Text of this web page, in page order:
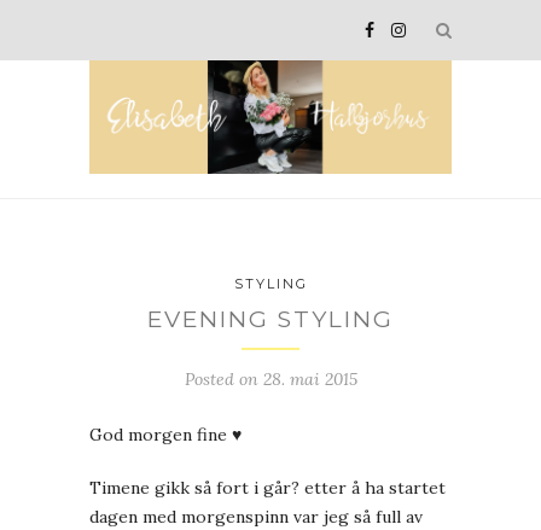
STYLING
EVENING STYLING
Posted on 28. mai 2015
God morgen fine ♥
Timene gikk så fort i går? etter å ha startet
dagen med morgenspinn var jeg så full av